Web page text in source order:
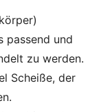
passend und
zu werden.
Scheiße, der